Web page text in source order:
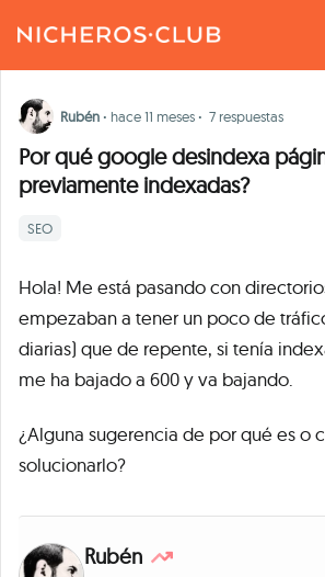
Rubén · hace 11 meses · 7 respuestas
Por qué google desindexa
previamente indexadas?
SEO
Hola! Me está pasando con
empezaban a tener un poco de
diarias) que de repente, si tenía
me ha bajado a 600 y va bajando.
¿Alguna sugerencia de por qué es o
solucionarlo?
Rubén